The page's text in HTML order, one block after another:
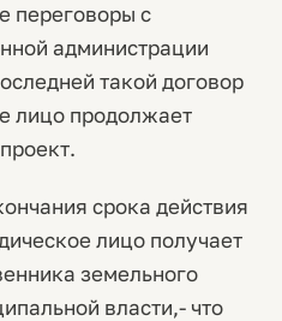
переговоры с
администрации
такой договор
лицо продолжает
срока действия
лицо получает
земельного
власти,- что